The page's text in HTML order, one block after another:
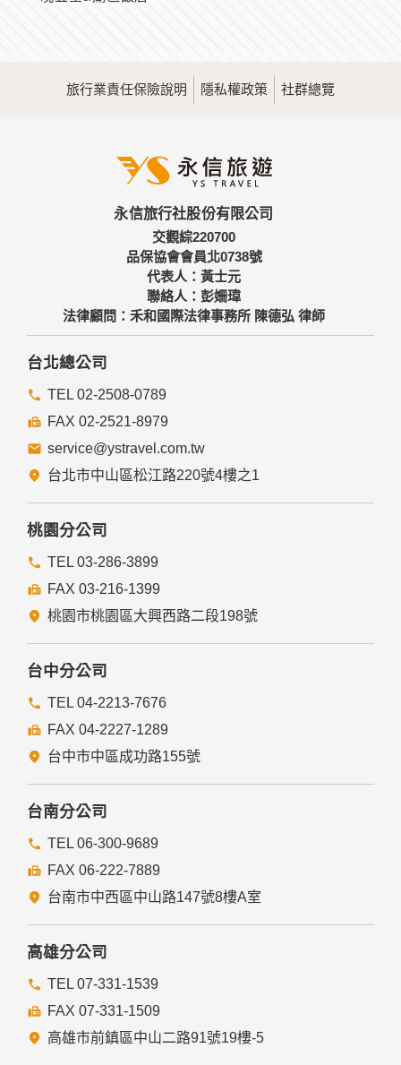
旅行業責任保險說明 隱私權政策 社群總覽
永信旅行社股份有限公司
交觀綜220700
品保協會會員北0738號
代表人：黃士元
聯絡人：彭姍瑋
法律顧問：禾和國際法律事務所 陳德弘 律師
台北總公司
TEL 02-2508-0789
FAX 02-2521-8979
service@ystravel.com.tw
台北市中山區松江路220號4樓之1
桃園分公司
TEL 03-286-3899
FAX 03-216-1399
桃園市桃園區大興西路二段198號
台中分公司
TEL 04-2213-7676
FAX 04-2227-1289
台中市中區成功路155號
台南分公司
TEL 06-300-9689
FAX 06-222-7889
台南市中西區中山路147號8樓A室
高雄分公司
TEL 07-331-1539
FAX 07-331-1509
高雄市前鎮區中山二路91號19樓-5